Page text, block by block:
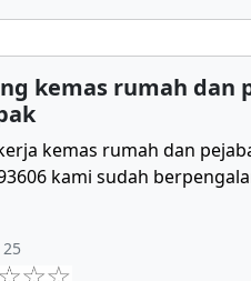
kemas rumah
kemas rumah dan
kami sudah
25